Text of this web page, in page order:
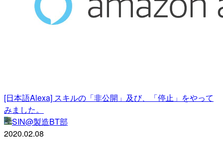
[日本語Alexa] スキルの「非公開」及び、「停止」をやって
みました。
SIN@製造BT部
2020.02.08